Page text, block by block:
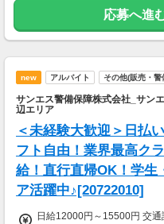
験1年以上（直近3年以内）
あり └合計60000円支給（特
は対象外） └交通誘導2級以
れている方は新任研修免除（
h）
応募へ進
new アルバイト その他(販売・警
サンエス警備保障株式会社_サン
辺エリア
＜未経験大歓迎＞日払
フト自由！業界最高ク
給！直行直帰OK！学生
ア活躍中♪[20722010]
日給12000円～15500円 交